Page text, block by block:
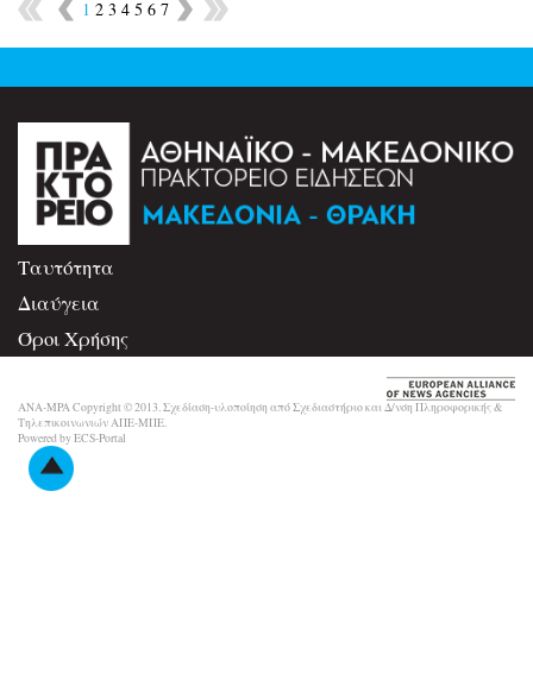
1 2 3 4 5 6 7
Ταυτότητα
Διαύγεια
Όροι Χρήσης
ANA-MPA Copyright © 2013. Σχεδίαση-υλοποίηση από Σχεδιαστήριο και Δ/νση Πληροφορικής &
Τηλεπικοινωνιών ΑΠΕ-ΜΠΕ.
Powered by ECS-Portal